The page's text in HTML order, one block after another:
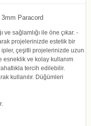
Paracord
ve sağlamlığı ile öne çıkar. -
projelerinizde estetik bir
çeşitli projelerinizde uzun
esneklik ve kolay kullanım
tercih edilebilir.
kullanılır. Düğümleri